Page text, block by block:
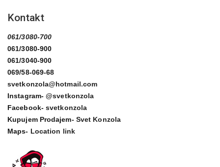
Kontakt
061/3080-700
061/3080-900
061/3040-900
069/58-069-68
svetkonzola@hotmail.com
Instagram-@svetkonzola
Facebook- svetkonzola
Kupujem Prodajem- Svet Konzola
Maps- Location link